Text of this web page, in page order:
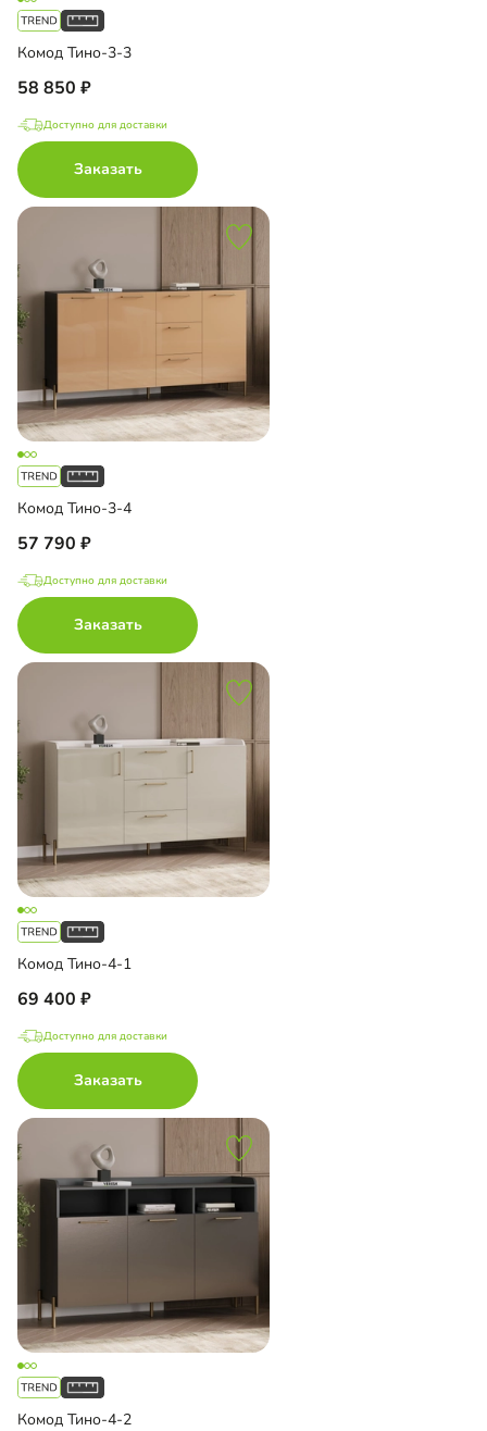
Комод Тино-3-3
58 850
Доступно для доставки
Заказать
Комод Тино-3-4
57 790
Доступно для доставки
Заказать
Комод Тино-4-1
69 400
Доступно для доставки
Заказать
Комод Тино-4-2